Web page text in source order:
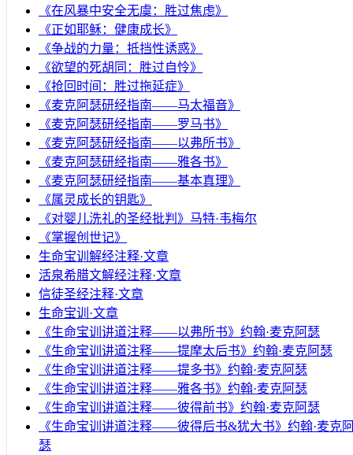
《在风暴中安全无虞：胜过焦虑》
《正如耶稣：健康成长》
《争战的力量：抵挡性诱惑》
《欲望的死胡同：胜过自怜》
《抢回时间：胜过拖延症》
《麦克阿瑟研经指南——马太福音》
《麦克阿瑟研经指南——罗马书》
《麦克阿瑟研经指南——以弗所书》
《麦克阿瑟研经指南——雅各书》
《麦克阿瑟研经指南——基本真理》
《属灵成长的钥匙》
《对婴儿洗礼的圣经批判》马特·韦梅尔
《掌握创世记》
生命宝训解经注释·文章
活泉希腊文解经注释·文章
信徒圣经注释·文章
生命宝训·文章
《生命宝训讲道注释——以弗所书》约翰·麦克阿瑟
《生命宝训讲道注释——提摩太后书》约翰·麦克阿瑟
《生命宝训讲道注释——提多书》约翰·麦克阿瑟
《生命宝训讲道注释——雅各书》约翰·麦克阿瑟
《生命宝训讲道注释——彼得前书》约翰·麦克阿瑟
《生命宝训讲道注释——彼得后书&犹大书》约翰·麦克
瑟